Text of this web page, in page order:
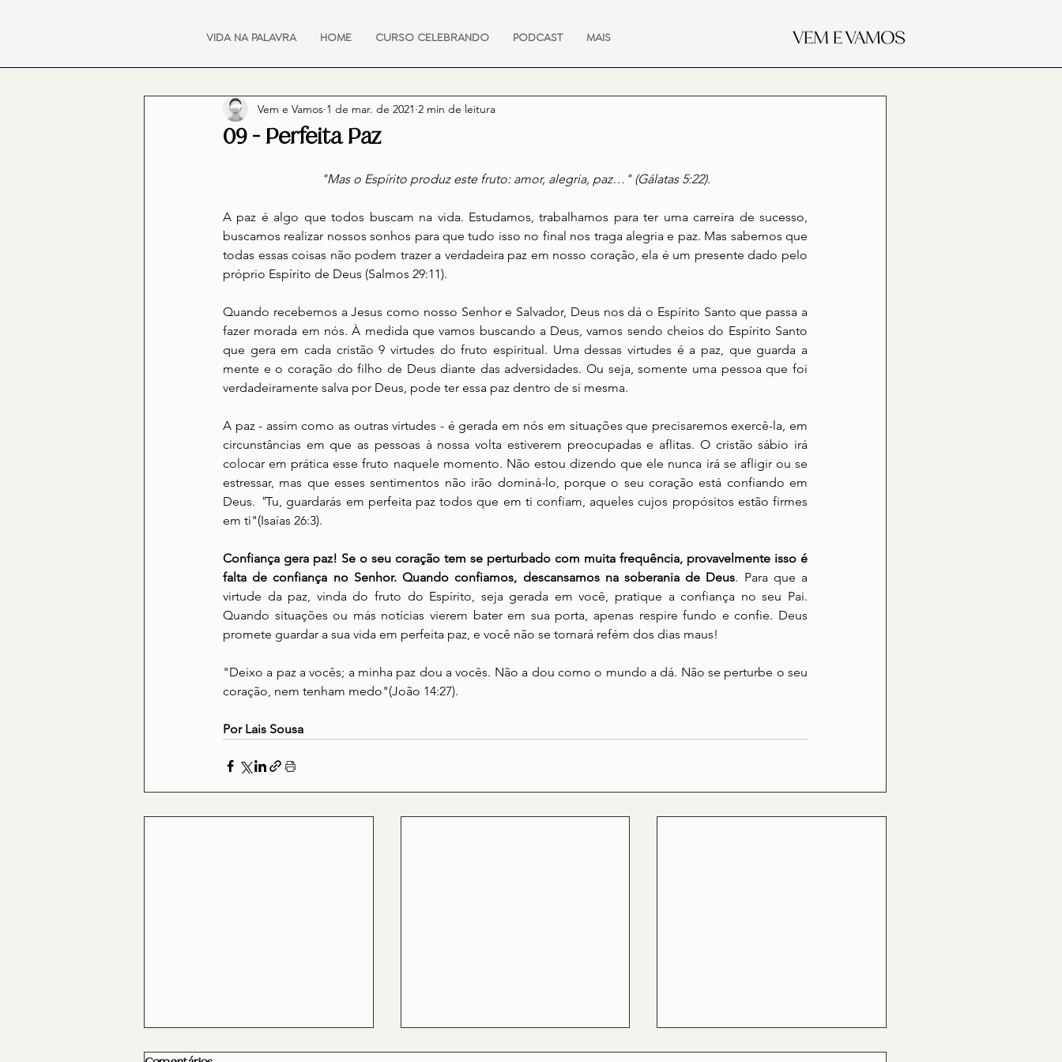
VIDA NA PALAVRA HOME CURSO CELEBRANDO PODCAST MAIS
09 - Perfeita Paz
Vem e Vamos 1 de mar. de 2021 2 min de leitura
"Mas o Espírito produz este fruto: amor, alegria, paz…" (Gálatas 5:22).
A paz é algo que todos buscam na vida. Estudamos, trabalhamos para ter uma carreira de sucesso,
buscamos realizar nossos sonhos para que tudo isso no final nos traga alegria e paz. Mas sabemos que
todas essas coisas não podem trazer a verdadeira paz em nosso coração, ela é um presente dado pelo
próprio Espírito de Deus (Salmos 29:11).
Quando recebemos a Jesus como nosso Senhor e Salvador, Deus nos dá o Espírito Santo que passa a
fazer morada em nós. À medida que vamos buscando a Deus, vamos sendo cheios do Espírito Santo
que gera em cada cristão 9 virtudes do fruto espiritual. Uma dessas virtudes é a paz, que guarda a
mente e o coração do filho de Deus diante das adversidades. Ou seja, somente uma pessoa que foi
verdadeiramente salva por Deus, pode ter essa paz dentro de si mesma.
A paz - assim como as outras virtudes - é gerada em nós em situações que precisaremos exercê-la, em
circunstâncias em que as pessoas à nossa volta estiverem preocupadas e aflitas. O cristão sábio irá
colocar em prática esse fruto naquele momento. Não estou dizendo que ele nunca irá se afligir ou se
estressar, mas que esses sentimentos não irão dominá-lo, porque o seu coração está confiando em
Deus. "Tu, guardarás em perfeita paz todos que em ti confiam, aqueles cujos propósitos estão firmes
em ti"(Isaías 26:3).
Confiança gera paz! Se o seu coração tem se perturbado com muita frequência, provavelmente isso é
falta de confiança no Senhor. Quando confiamos, descansamos na soberania de Deus. Para que a
virtude da paz, vinda do fruto do Espírito, seja gerada em você, pratique a confiança no seu Pai.
Quando situações ou más notícias vierem bater em sua porta, apenas respire fundo e confie. Deus
promete guardar a sua vida em perfeita paz, e você não se tornará refém dos dias maus!
"Deixo a paz a vocês; a minha paz dou a vocês. Não a dou como o mundo a dá. Não se perturbe o seu
coração, nem tenham medo"(João 14:27).
Por Lais Sousa